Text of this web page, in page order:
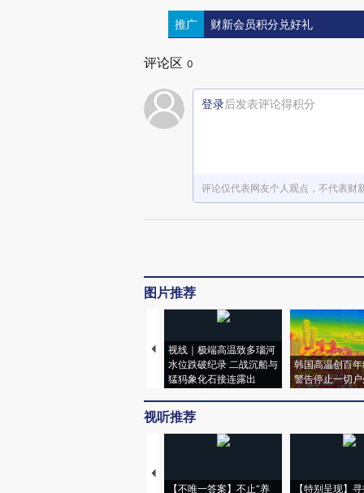
推广 财新会员积分兑好礼
评论区 0
登录后发表评论得积分
评论仅代表网友个人观点，不代表财
图片推荐
视线｜极端高温致多瑙河
水位跌破纪录 二战沉船与
猛犸象化石接连露出
韩国高温创百
警告停止一切
视听推荐
【不唯一答案】不止“养
【特别呈现】